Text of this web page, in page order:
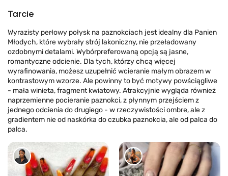
Tarcie
Wyrazisty perłowy połysk na paznokciach jest idealny dla Panien
Młodych, które wybrały strój lakoniczny, nie przeładowany
ozdobnymi detalami. Wybórpreferowaną opcją są jasne,
romantyczne odcienie. Dla tych, którzy chcą więcej
wyrafinowania, możesz uzupełnić wcieranie małym obrazem w
kontrastowym wzorze. Ale powinny to być motywy powściągliwe
- mała winieta, fragment kwiatowy. Atrakcyjnie wygląda również
naprzemienne pocieranie paznokci, z płynnym przejściem z
jednego odcienia do drugiego - w rzeczywistości ombre, ale z
gradientem nie od naskórka do czubka paznokcia, ale od palca do
palca.